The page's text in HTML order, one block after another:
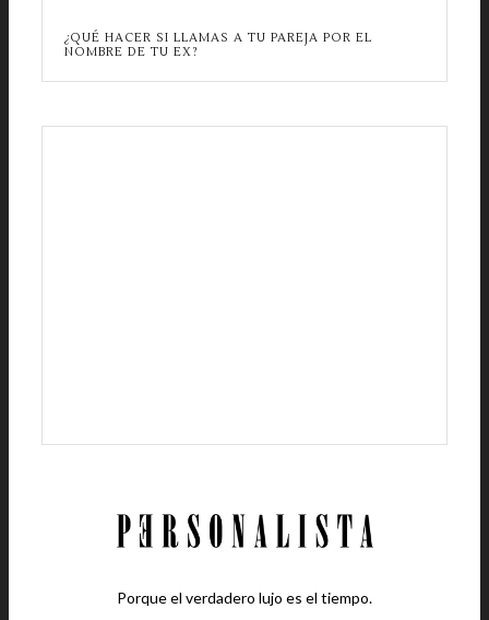
¿QUÉ HACER SI LLAMAS A TU PAREJA POR EL
NOMBRE DE TU EX?
Porque el verdadero lujo es el tiempo.